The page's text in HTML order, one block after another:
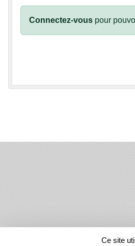
Connectez-vous pour
REGIONS
Ce site